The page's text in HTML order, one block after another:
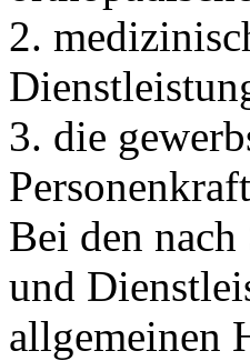
2.
3. die
Bei den nach
und
allgemeinen